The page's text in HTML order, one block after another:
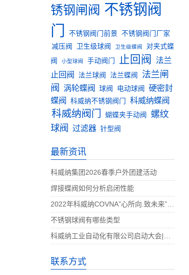
锈钢闸阀 不锈钢阀
门
不锈钢阀门前景 不锈钢阀门厂家
减压阀
卫生级球阀 卫生级蝶阀
对夹式蝶
阀
小型球阀 手动阀门 止回阀
法兰
止回阀
法兰球阀 法兰蝶阀
法兰闸
阀 涡轮蝶阀 球阀 电动球阀
硬密封
蝶阀
科威纳不锈钢阀门 科威纳蝶阀
科威纳阀门 蝴蝶夹手动阀
螺纹
球阀 过滤器 针型阀
最新资讯
科威纳集团2026春季户外团建活动
焊接蝶阀如何分析启闭性能
不锈钢球阀有哪些类型
联系方式